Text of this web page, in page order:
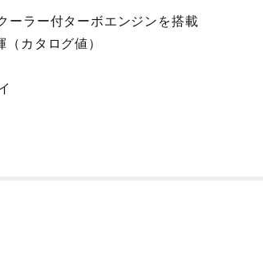
ーラー付ターボエンジンを搭載
（カタログ値）